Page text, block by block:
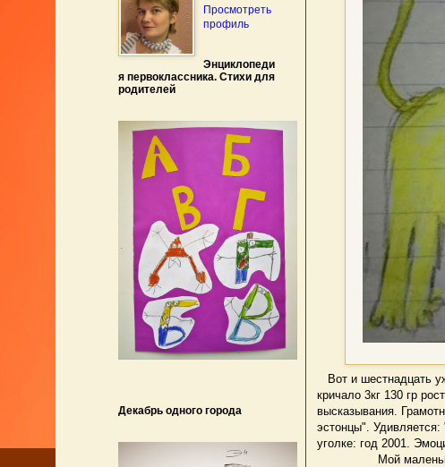
Вот и шестнадцать
кричало 3кг 130 гр
высказывания.
эстонцы".
уголке: год 2001.
Мой маленький
Просмотреть
профиль
Энциклопеди
я первоклассника. Стихи для
родителей
Декабрь одного города